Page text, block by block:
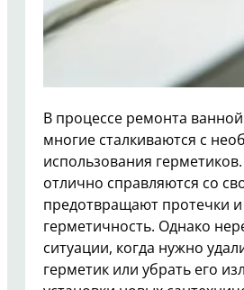
В процессе ремонта
многие сталкиваются с
использования
отлично справляются со
предотвращают протечки
герметичность. Однако
ситуации, когда нужно
герметик или убрать его